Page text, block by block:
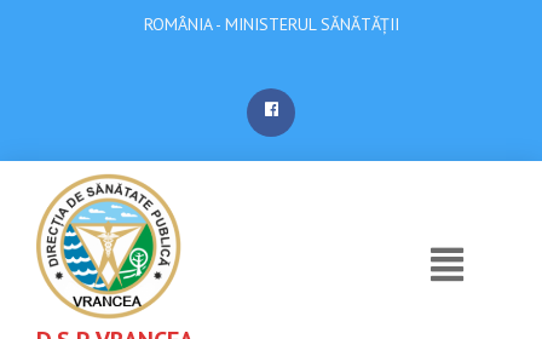
ROMÂNIA - MINISTERUL SĂNĂTĂȚII